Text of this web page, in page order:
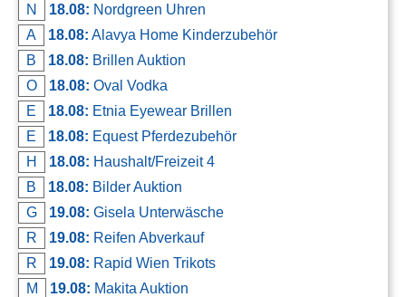
N
18.08: Nordgreen Uhren
A
18.08: Alavya Home Kinderzubehör
B
18.08: Brillen Auktion
O
18.08: Oval Vodka
E
18.08: Etnia Eyewear Brillen
E
18.08: Equest Pferdezubehör
H
18.08: Haushalt/Freizeit 4
B
18.08: Bilder Auktion
G
19.08: Gisela Unterwäsche
R
19.08: Reifen Abverkauf
R
19.08: Rapid Wien Trikots
M
19.08: Makita Auktion